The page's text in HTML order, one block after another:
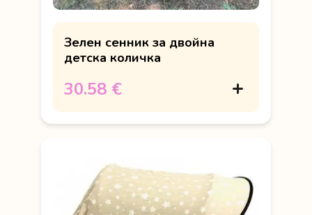
Зелен сенник за двойна
детска количка
30.58 €